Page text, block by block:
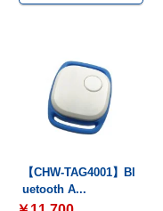
【CHW-TAG4001】Bl
uetooth A...